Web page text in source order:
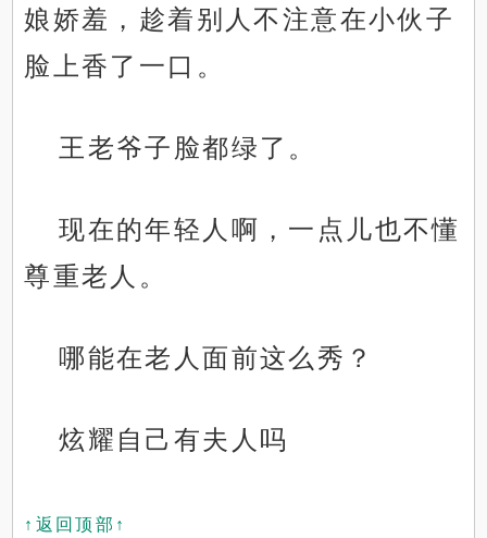
娘娇羞，趁着别人不注意在小伙子
脸上香了一口。
王老爷子脸都绿了。
现在的年轻人啊，一点儿也不懂
尊重老人。
哪能在老人面前这么秀？
炫耀自己有夫人吗
↑返回顶部↑